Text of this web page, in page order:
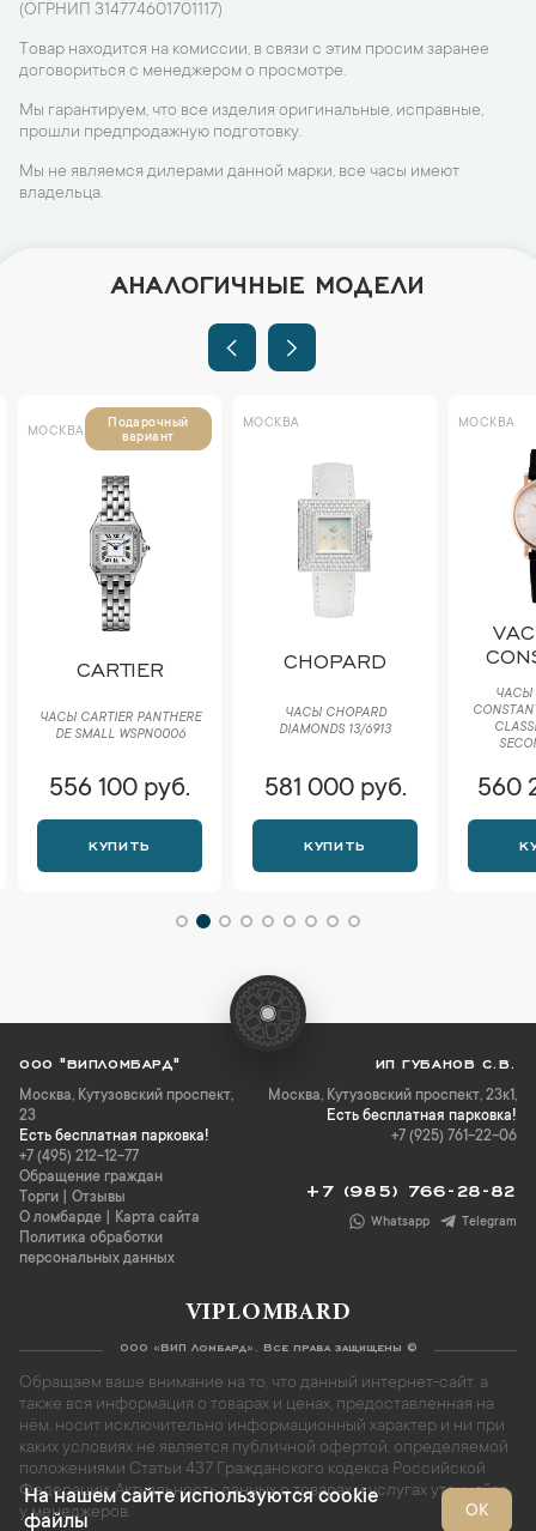
(ОГРНИП 314774601701117)
Товар находится на комиссии, в связи с этим просим заранее
договориться с менеджером о просмотре.
Мы гарантируем, что все изделия оригинальные, исправные,
прошли предпродажную подготовку.
Мы не являемся дилерами данной марки, все часы имеют
владельца.
АНАЛОГИЧНЫЕ МОДЕЛИ
МОСКВА
Подарочный
вариант
CARTIER
ЧАСЫ CARTIER PANTHERE
DE SMALL WSPN0006
556 100 руб.
КУПИТЬ
МОСКВА
CHOPARD
ЧАСЫ CHOPARD
DIAMONDS 13/6913
581 000 руб.
КУПИТЬ
МОСКВА
ЧАСЫ
560
ООО "ВИПЛОМБАРД"
Москва, Кутузовский проспект,
23
Есть бесплатная парковка!
+7 (495) 212-12-77
Обращение граждан
Торги
Отзывы
О ломбарде
Карта сайта
Политика обработки
персональных данных
ИП ГУБАНОВ С.В.
Москва, Кутузовский проспект, 23к1,
Есть бесплатная парковка!
+7 (925) 761-22-06
+7 (985) 766-28-82
Whatsapp Telegram
VIPLOMBARD
ООО «ВИП Ломбард». Все права защищены ©
Обращаем ваше внимание на то, что данный интернет-сайт, а
также вся информация о товарах и ценах, предоставленная на
нём, носит исключительно информационный характер и ни при
каких условиях не является публичной офертой, определяемой
положениями Статьи 437 Гражданского кодекса Российской
Федерации. Актуальность данных о товарах и услугах уточняйте
у менеджеров.
На нашем сайте используются cookie
файлы
ОК